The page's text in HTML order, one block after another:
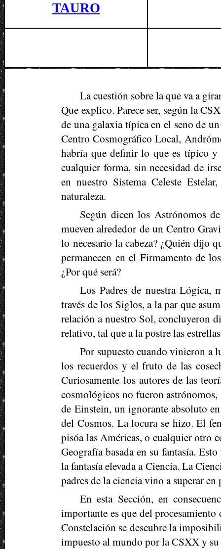
TAURO
La cuestión sobre la que va a
Que explico. Parece ser, según la
de una galaxia típica en el seno de
Centro Cosmográfico Local,
habría que definir lo que es típico y
cualquier forma, sin necesidad de
en nuestro Sistema Celeste
naturaleza.
Según dicen los Astrónomos
mueven alrededor de un Centro
lo necesario la cabeza? ¿Quién dijo
permanecen en el Firmamento de
¿Por qué será?
Los Padres de nuestra Lógica,
través de los Siglos, a la par que
relación a nuestro Sol, concluyeron
relativo, tal que a la postre las
Por supuesto cuando vinieron a
los recuerdos y el fruto de las
Curiosamente los autores de las
cosmológicos no fueron
de Einstein, un ignorante absoluto
del Cosmos. La locura se hizo. El
pisóa las Américas, o cualquier otro
Geografía basada en su fantasía.
la fantasía elevada a Ciencia. La
padres de la ciencia vino a superar
En esta Sección, en
importante es que del procesamiento
Constelación se descubre la
impuesto al mundo por la CSXX y